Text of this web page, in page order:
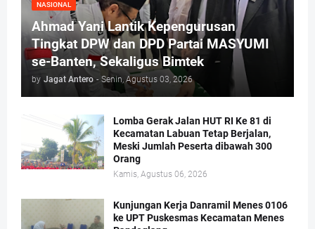
NASIONAL
Ahmad Yani Lantik Kepengurusan
Tingkat DPW dan DPD Partai MASYUMI
se-Banten, Sekaligus Bimtek
by Jagat Antero - Senin, Agustus 03, 2026
Lomba Gerak Jalan HUT RI Ke 81 di
Kecamatan Labuan Tetap Berjalan,
Meski Jumlah Peserta dibawah 300
Orang
Kamis, Agustus 06, 2026
Kunjungan Kerja Danramil Menes 0106
ke UPT Puskesmas Kecamatan Menes